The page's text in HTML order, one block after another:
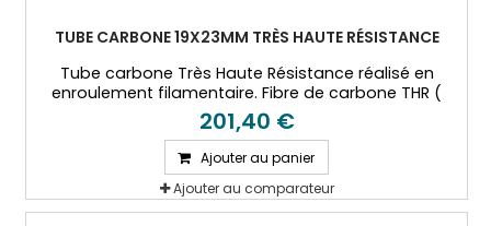
TUBE CARBONE 19X23MM TRÈS HAUTE RÉSISTANCE
Tube carbone Très Haute Résistance réalisé en
enroulement filamentaire. Fibre de carbone THR (
T800) et résine époxy.
201,40 €
Ajouter au panier
Ajouter au comparateur